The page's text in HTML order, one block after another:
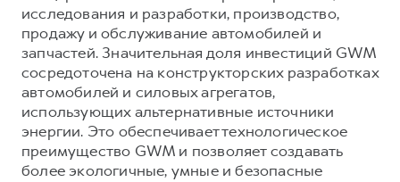
исследования и разработки, производство,
продажу и обслуживание автомобилей и
запчастей. Значительная доля инвестиций GWM
сосредоточена на конструкторских разработках
автомобилей и силовых агрегатов,
использующих альтернативные источники
энергии. Это обеспечивает технологическое
преимущество GWM и позволяет создавать
более экологичные, умные и безопасные